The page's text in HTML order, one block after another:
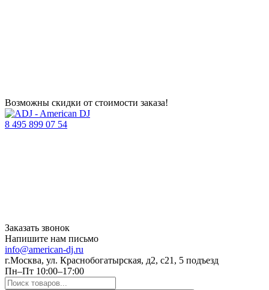
Возможны скидки от стоимости заказа!
8 495 899 07 54
Заказать звонок
Напишите нам письмо
info@american-dj.ru
г.Москва, ул. Краснобогатырская, д2, с21, 5 подъезд
Пн–Пт 10:00–17:00